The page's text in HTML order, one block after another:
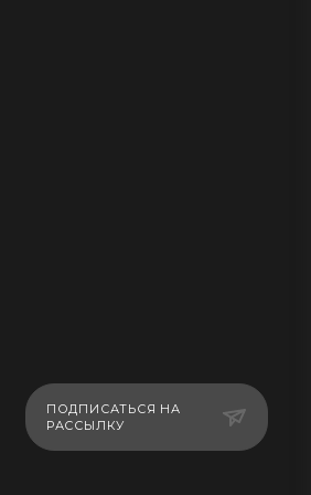
ПОДПИСАТЬСЯ НА
РАССЫЛКУ